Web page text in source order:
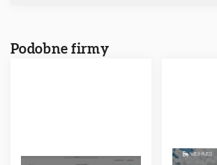
Podobne firmy